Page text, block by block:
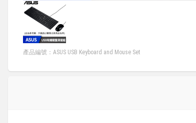
產品編號：ASUS USB Keyboard and Mouse Set